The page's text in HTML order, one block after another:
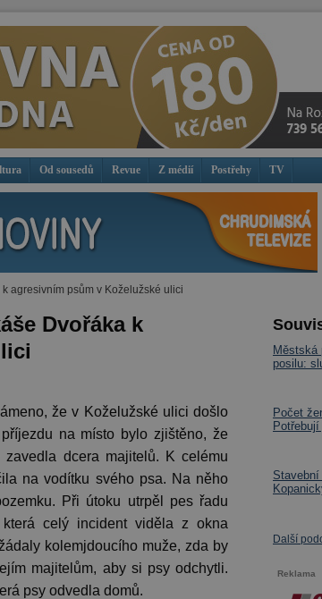
Od sousedů Revue Z médií Postřehy TV
agresivním psům v Koželužské ulici
Dvořáka k
že v Koželužské ulici došlo
na místo bylo zjištěno, že
dcera majitelů. K celému
na vodítku svého psa. Na něho
Při útoku utrpěl pes řadu
celý incident viděla z okna
kolemjdoucího muže, zda by
majitelům, aby si psy odchytli.
psy odvedla domů.
Městská
posilu:
Počet
Stavební
Další
Reklama